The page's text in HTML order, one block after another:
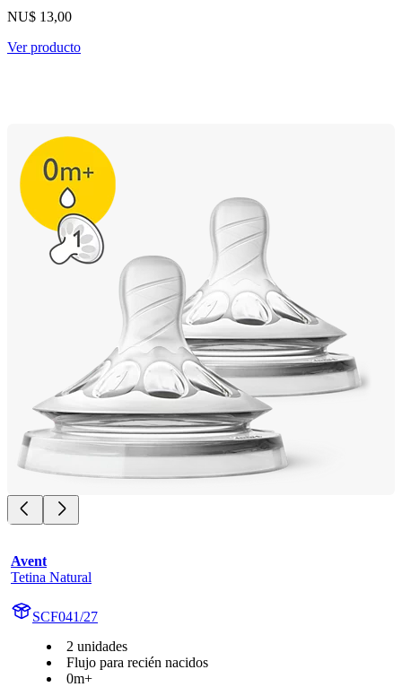
NU$ 13,00
Ver producto
Avent
Tetina Natural
SCF041/27
2 unidades
Flujo para recién nacidos
0m+